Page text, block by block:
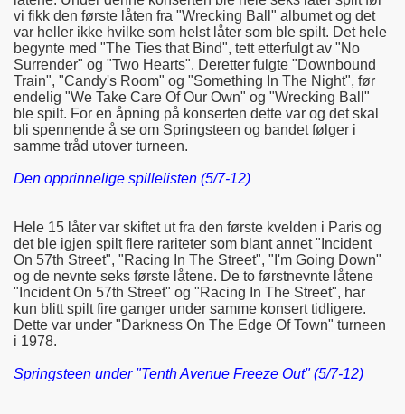
vi fikk den første låten fra "Wrecking Ball" albumet og det
var heller ikke hvilke som helst låter som ble spilt. Det hele
begynte med "The Ties that Bind", tett etterfulgt av "No
Surrender" og "Two Hearts". Deretter fulgte "Downbound
Train", "Candy's Room" og "Something In The Night", før
endelig "We Take Care Of Our Own" og "Wrecking Ball"
ble spilt. For en åpning på konserten dette var og det skal
bli spennende å se om Springsteen og bandet følger i
samme tråd utover turneen.
Den opprinnelige spillelisten (5/7-12)
Hele 15 låter var skiftet ut fra den første kvelden i Paris og
det ble igjen spilt flere rariteter som blant annet "Incident
On 57th Street", "Racing In The Street", "I'm Going Down"
og de nevnte seks første låtene. De to førstnevnte låtene
"Incident On 57th Street" og "Racing In The Street", har
kun blitt spilt fire ganger under samme konsert tidligere.
Dette var under "Darkness On The Edge Of Town" turneen
i 1978.
Springsteen under "Tenth Avenue Freeze Out" (5/7-12)